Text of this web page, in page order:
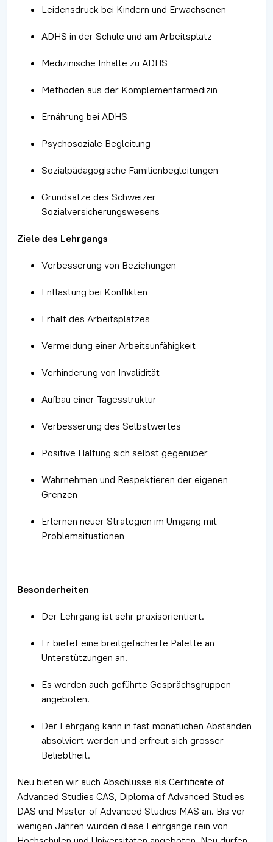
Leidensdruck bei Kindern und Erwachsenen
ADHS in der Schule und am Arbeitsplatz
Medizinische Inhalte zu ADHS
Methoden aus der Komplementärmedizin
Ernährung bei ADHS
Psychosoziale Begleitung
Sozialpädagogische Familienbegleitungen
Grundsätze des Schweizer
Sozialversicherungswesens
Ziele des Lehrgangs
Verbesserung von Beziehungen
Entlastung bei Konflikten
Erhalt des Arbeitsplatzes
Vermeidung einer Arbeitsunfähigkeit
Verhinderung von Invalidität
Aufbau einer Tagesstruktur
Verbesserung des Selbstwertes
Positive Haltung sich selbst gegenüber
Wahrnehmen und Respektieren der eigenen
Grenzen
Erlernen neuer Strategien im Umgang mit
Problemsituationen
Besonderheiten
Der Lehrgang ist sehr praxisorientiert.
Er bietet eine breitgefächerte Palette an
Unterstützungen an.
Es werden auch geführte Gesprächsgruppen
angeboten.
Der Lehrgang kann in fast monatlichen Abständen
absolviert werden und erfreut sich grosser
Beliebtheit.
Neu bieten wir auch Abschlüsse als Certificate of
Advanced Studies CAS, Diploma of Advanced Studies
DAS und Master of Advanced Studies MAS an. Bis vor
wenigen Jahren wurden diese Lehrgänge rein von